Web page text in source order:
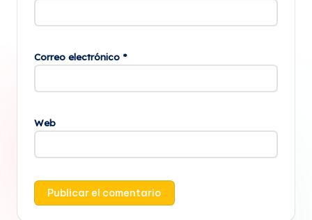
Correo electrónico *
Web